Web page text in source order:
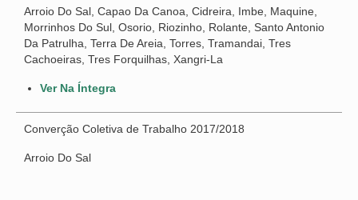
Arroio Do Sal, Capao Da Canoa, Cidreira, Imbe, Maquine,
Morrinhos Do Sul, Osorio, Riozinho, Rolante, Santo Antonio
Da Patrulha, Terra De Areia, Torres, Tramandai, Tres
Cachoeiras, Tres Forquilhas, Xangri-La
Ver Na Íntegra
Converção Coletiva de Trabalho 2017/2018
Arroio Do Sal